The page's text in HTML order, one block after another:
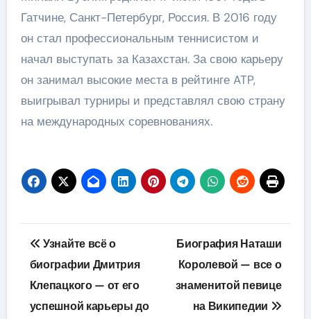
Гатчине, Санкт-Петербург, Россия. В 2016 году
он стал профессиональным теннисистом и
начал выступать за Казахстан. За свою карьеру
он занимал высокие места в рейтинге ATP,
выигрывал турниры и представлял свою страну
на международных соревнованиях.
Навигация
по
записям
Узнайте всё о
биографии Дмитрия
Клепацкого — от его
успешной карьеры до
Биография Наташи
Королевой — все о
знаменитой певице
на Википедии